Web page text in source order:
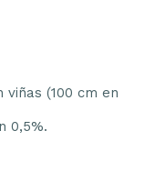
viñas (100 cm en
0,5%.